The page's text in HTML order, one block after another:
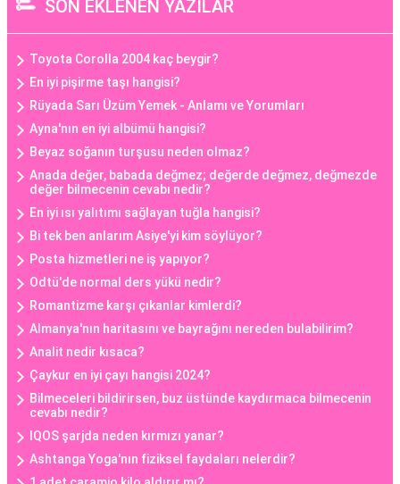
SON EKLENEN YAZILAR
Toyota Corolla 2004 kaç beygir?
En iyi pişirme taşı hangisi?
Rüyada Sarı Üzüm Yemek - Anlamı ve Yorumları
Ayna'nın en iyi albümü hangisi?
Beyaz soğanın turşusu neden olmaz?
Anada değer, babada değmez; değerde değmez, değmezde
değer bilmecenin cevabı nedir?
En iyi ısı yalıtımı sağlayan tuğla hangisi?
Bi tek ben anlarım Asiye'yi kim söylüyor?
Posta hizmetleri ne iş yapıyor?
Odtü'de normal ders yükü nedir?
Romantizme karşı çıkanlar kimlerdi?
Almanya'nın haritasını ve bayrağını nereden bulabilirim?
Analit nedir kısaca?
Çaykur en iyi çayı hangisi 2024?
Bilmeceleri bildirirsen, buz üstünde kaydırmaca bilmecenin
cevabı nedir?
IQOS şarjda neden kırmızı yanar?
Ashtanga Yoga'nın fiziksel faydaları nelerdir?